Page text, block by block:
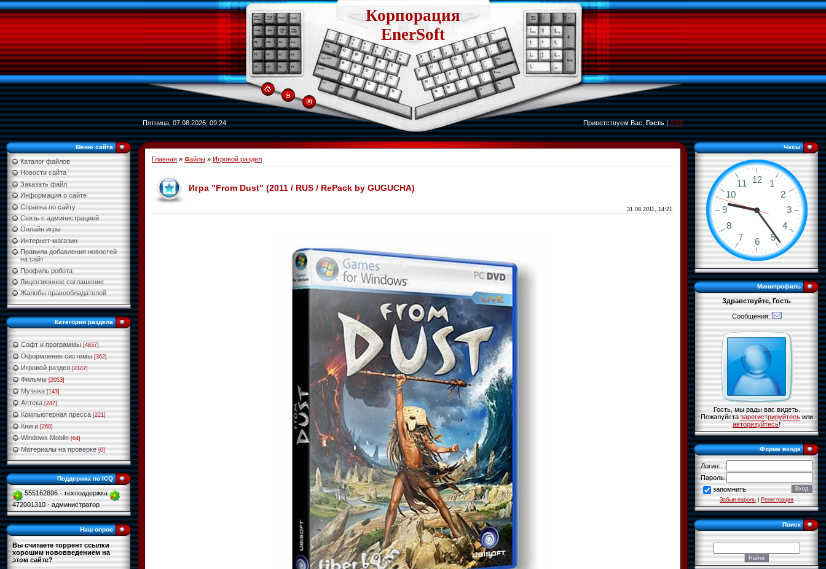
Корпорация
EnerSoft
Пятница, 07.08.2026, 09:24 Приветствуем Вас, Гость|RSS
Меню сайта
Каталог файлов
Новости сайта
Заказать файл
Информация о сайте
Справка по сайту
Связь с администрацией
Онлайн игры
Интернет-магазин
Правила добавления новостей
на сайт
Профиль робота
Лицензионное соглашение
Жалобы правообладателей
Категории раздела
Софт и программы [4837]
Оформление системы [362]
Игровой раздел [2147]
Фильмы [2053]
Музыка [143]
Аптека [247]
Компьютерная пресса [221]
Книги [260]
Windows Mobile [64]
Материалы на проверке [0]
Поддержка по ICQ
555162696 - техподдержка
472001310 - администратор
Наш опрос
Вы считаете торрент ссылки
хорошим нововведением на
этом сайте?
Главная » Файлы » Игровой раздел
Игра "From Dust" (2011 / RUS / RePack by GUGUCHA)
31.08.2011, 14:21
Часы
Минипрофиль
Здравствуйте, Гость
Сообщения:
Гость, мы рады вас видеть.
Пожалуйстазарегистрируйтесьили
авторизуйтесь!
Форма входа
Логин:
Пароль:
запомнить
Забыл пароль|Регистрация
Поиск